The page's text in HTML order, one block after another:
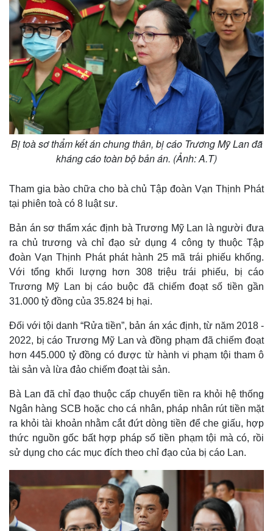
Cuộc sống đó đây
Hồ sơ
Multimedia
Ảnh
E-Magazine
Bị toà sơ thẩm kết án chung thân, bị cáo Trương Mỹ Lan đã
kháng cáo toàn bộ bản án. (Ảnh: A.T)
Tham gia bào chữa cho bà chủ Tập đoàn Vạn Thịnh Phát
tại phiên toà có 8 luật sư.
Bản án sơ thẩm xác định bà Trương Mỹ Lan là người đưa
ra chủ trương và chỉ đạo sử dụng 4 công ty thuộc Tập
đoàn Vạn Thịnh Phát phát hành 25 mã trái phiếu khống.
Với tổng khối lượng hơn 308 triệu trái phiếu, bị cáo
Trương Mỹ Lan bị cáo buộc đã chiếm đoạt số tiền gần
31.000 tỷ đồng của 35.824 bị hại.
Đối với tội danh “Rửa tiền”, bản án xác định, từ năm 2018 -
2022, bị cáo Trương Mỹ Lan và đồng phạm đã chiếm đoạt
hơn 445.000 tỷ đồng có được từ hành vi phạm tội tham ô
tài sản và lừa đảo chiếm đoạt tài sản.
Bà Lan đã chỉ đạo thuộc cấp chuyển tiền ra khỏi hệ thống
Ngân hàng SCB hoặc cho cá nhân, pháp nhân rút tiền mặt
ra khỏi tài khoản nhằm cắt đứt dòng tiền để che giấu, hợp
thức nguồn gốc bất hợp pháp số tiền phạm tội mà có, rồi
sử dụng cho các mục đích theo chỉ đạo của bị cáo Lan.